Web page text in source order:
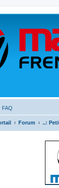
FAQ
Forum ..: